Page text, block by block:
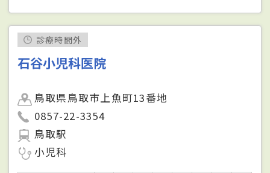
診療時間外
石谷小児科医院
鳥取県鳥取市上魚町13番地
0857-22-3354
鳥取駅
小児科